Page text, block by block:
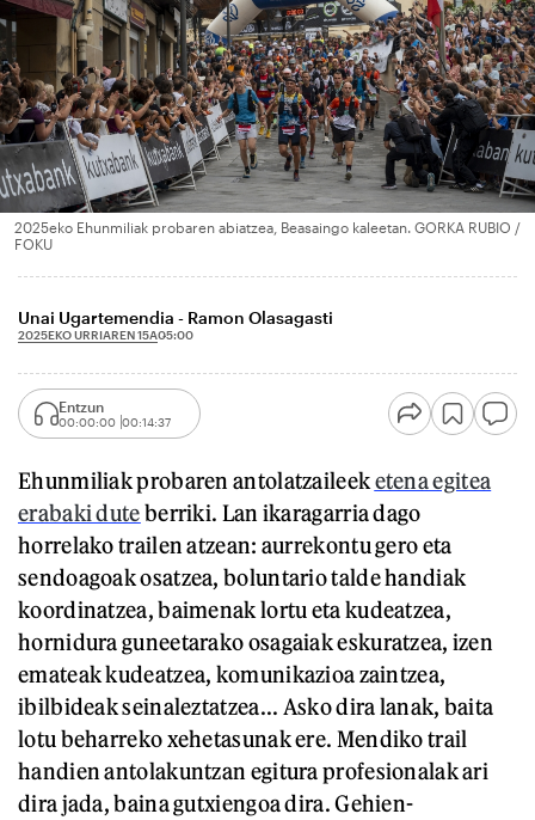
2025eko Ehunmiliak probaren abiatzea, Beasaingo kaleetan. GORKA RUBIO /
FOKU
Unai Ugartemendia - Ramon Olasagasti
2025EKO URRIAREN 15A05:00
Entzun
00:00:00 00:14:37
Ehunmiliak probaren antolatzaileeketena egitea
erabaki duteberriki. Lan ikaragarria dago
horrelako trailen atzean: aurrekontu gero eta
sendoagoak osatzea, boluntario talde handiak
koordinatzea, baimenak lortu eta kudeatzea,
hornidura guneetarako osagaiak eskuratzea, izen
emateak kudeatzea, komunikazioa zaintzea,
ibilbideak seinaleztatzea... Asko dira lanak, baita
lotu beharreko xehetasunak ere. Mendiko trail
handien antolakuntzan egitura profesionalak ari
dira jada, baina gutxiengoa dira. Gehien-